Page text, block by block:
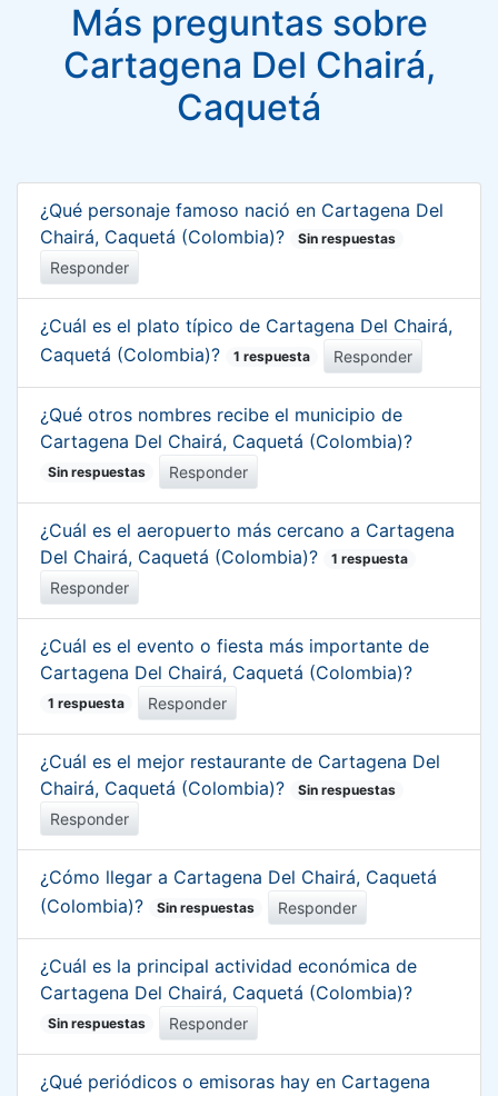
Más preguntas sobre
Cartagena Del Chairá,
Caquetá
¿Qué personaje famoso nació en Cartagena Del
Chairá, Caquetá (Colombia)?
Sin respuestas
Responder
¿Cuál es el plato típico de Cartagena Del Chairá,
Caquetá (Colombia)?
1 respuesta Responder
¿Qué otros nombres recibe el municipio de
Cartagena Del Chairá, Caquetá (Colombia)?
Sin respuestas Responder
¿Cuál es el aeropuerto más cercano a Cartagena
Del Chairá, Caquetá (Colombia)?
1 respuesta
Responder
¿Cuál es el evento o fiesta más importante de
Cartagena Del Chairá, Caquetá (Colombia)?
1 respuesta Responder
¿Cuál es el mejor restaurante de Cartagena Del
Chairá, Caquetá (Colombia)?
Sin respuestas
Responder
¿Cómo llegar a Cartagena Del Chairá, Caquetá
(Colombia)?
Sin respuestas Responder
¿Cuál es la principal actividad económica de
Cartagena Del Chairá, Caquetá (Colombia)?
Sin respuestas Responder
¿Qué periódicos o emisoras hay en Cartagena